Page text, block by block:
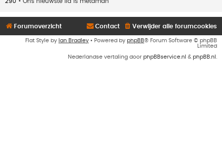
Forumoverzicht Verwijder alle forumcookies
Contact
Flat Style by Ian Bradley • Powered by phpBB® Forum Software © phpBB
Limited
Nederlandse vertaling door phpBBservice.nl & phpBB.nl